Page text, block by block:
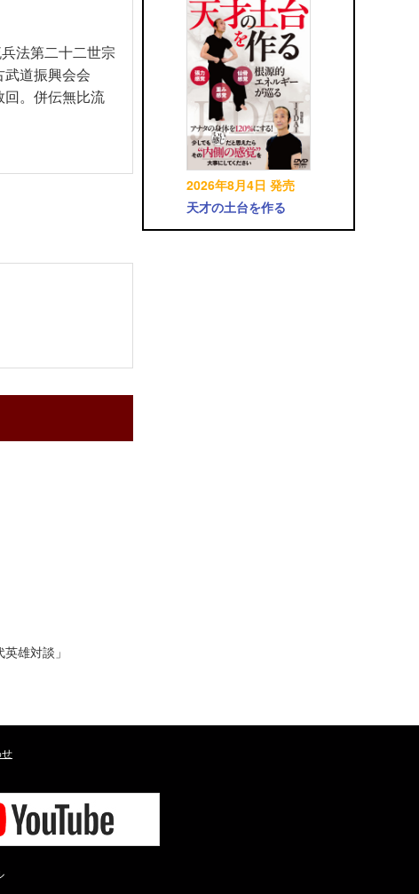
法第二十二世宗
道振興会会
回。併伝無比流
雄対談」
2026年8月4日 発売
天才の土台を作る